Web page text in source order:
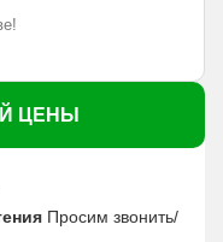
ЦЕНЫ
Просим звонить/